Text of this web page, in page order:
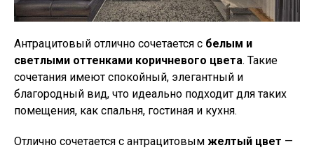
Антрацитовый отлично сочетается с белым и
светлыми оттенками коричневого цвета. Такие
сочетания имеют спокойный, элегантный и
благородный вид, что идеально подходит для таких
помещения, как спальня, гостиная и кухня.
Отлично сочетается с антрацитовым желтый цвет —